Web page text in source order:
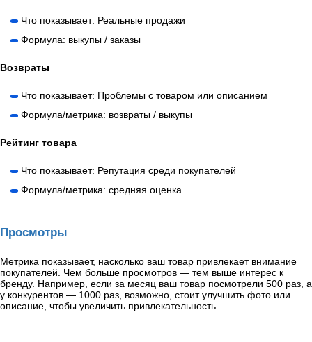
Что показывает: Реальные продажи
Формула: выкупы / заказы
Возвраты
Что показывает: Проблемы с товаром или описанием
Формула/метрика: возвраты / выкупы
Рейтинг товара
Что показывает: Репутация среди покупателей
Формула/метрика: средняя оценка
Просмотры
Метрика показывает, насколько ваш товар привлекает внимание
покупателей. Чем больше просмотров — тем выше интерес к
бренду. Например, если за месяц ваш товар посмотрели 500 раз, а
у конкурентов — 1000 раз, возможно, стоит улучшить фото или
описание, чтобы увеличить привлекательность.